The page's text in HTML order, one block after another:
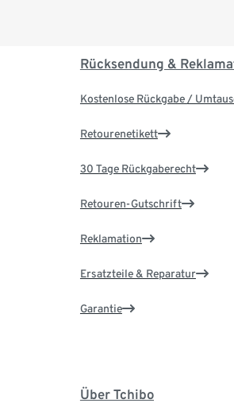
Rücksendung &
Kostenlose Rückgabe /
Retourenetikett
30 Tage Rückgaberecht
Retouren-Gutschrift
Reklamation
Ersatzteile & Reparatur
Garantie
Über Tchibo